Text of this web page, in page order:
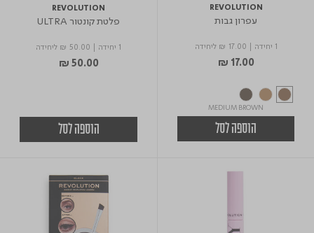
REVOLUTION
עפרון גבות
1 יחידה ₪ 17.00 ליחידה
₪ 17.00
MEDIUM BROWN
הוספה לסל
REVOLUTION
פלטת קונטור ULTRA
1 יחידה ₪ 50.00 ליחידה
₪ 50.00
הוספה לסל